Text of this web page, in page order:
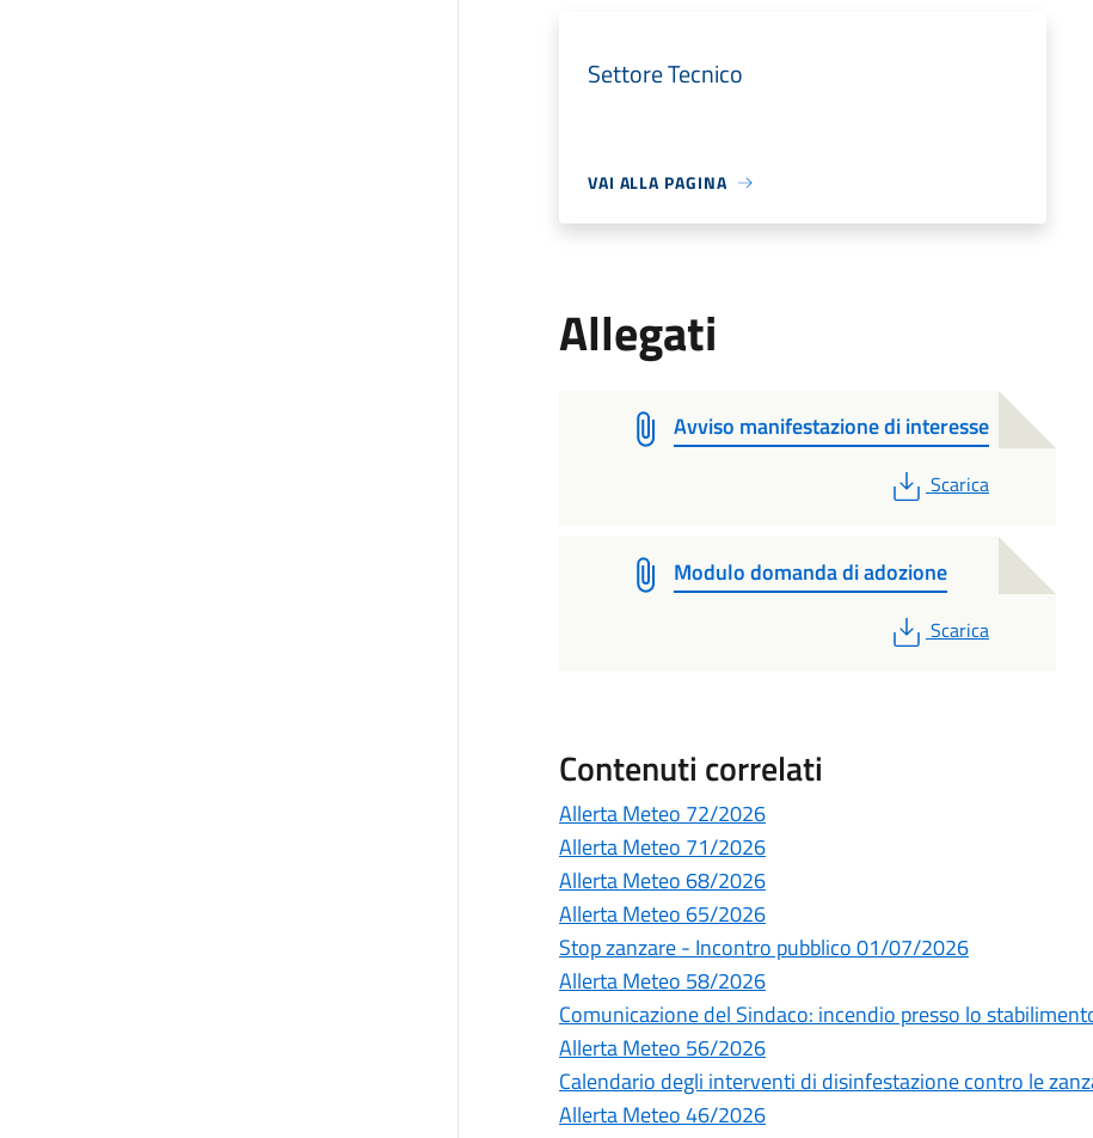
Settore Tecnico
VAI ALLA PAGINA
Allegati
Avviso manifestazione di interesse
PDF
Scarica
Modulo domanda di adozione
PDF
Scarica
Contenuti correlati
Allerta Meteo 72/2026
Allerta Meteo 71/2026
Allerta Meteo 68/2026
Allerta Meteo 65/2026
Stop zanzare - Incontro pubblico 01/07/2026
Allerta Meteo 58/2026
Comunicazione del Sindaco: incendio presso lo
Allerta Meteo 56/2026
Calendario degli interventi di disinfestazione contro le
Allerta Meteo 46/2026